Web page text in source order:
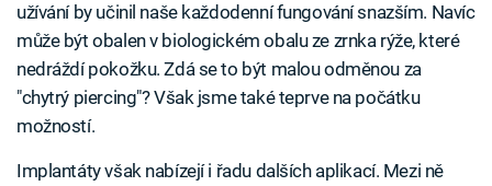
užívání by učinil naše každodenní fungování snazším. Navíc
může být obalen v biologickém obalu ze zrnka rýže, které
nedráždí pokožku. Zdá se to být malou odměnou za
"chytrý piercing"? Však jsme také teprve na počátku
možností.
Implantáty však nabízejí i řadu dalších aplikací. Mezi ně